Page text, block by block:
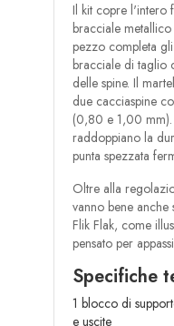
Il kit copre l'intero
bracciale
pezzo completa
bracciale di taglio
delle spine. Il
due cacciaspine
(0,80 e 1,00
raddoppiano la
punta spezzata
Oltre alla
vanno bene
Flik Flak, come
pensato per
Specifiche
1 blocco di
e uscite